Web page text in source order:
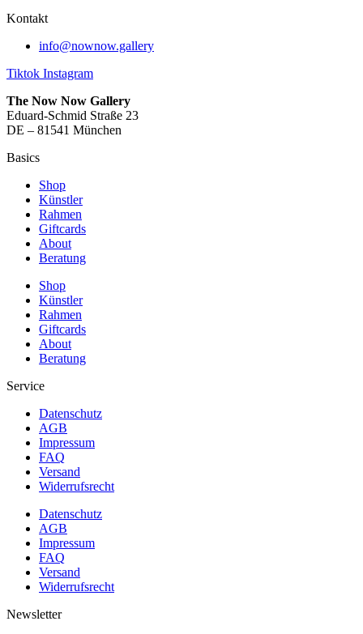
Kontakt
info@nownow.gallery
Tiktok Instagram
The Now Now Gallery
Eduard-Schmid Straße 23
DE – 81541 München
Basics
Shop
Künstler
Rahmen
Giftcards
About
Beratung
Shop
Künstler
Rahmen
Giftcards
About
Beratung
Service
Datenschutz
AGB
Impressum
FAQ
Versand
Widerrufsrecht
Datenschutz
AGB
Impressum
FAQ
Versand
Widerrufsrecht
Newsletter